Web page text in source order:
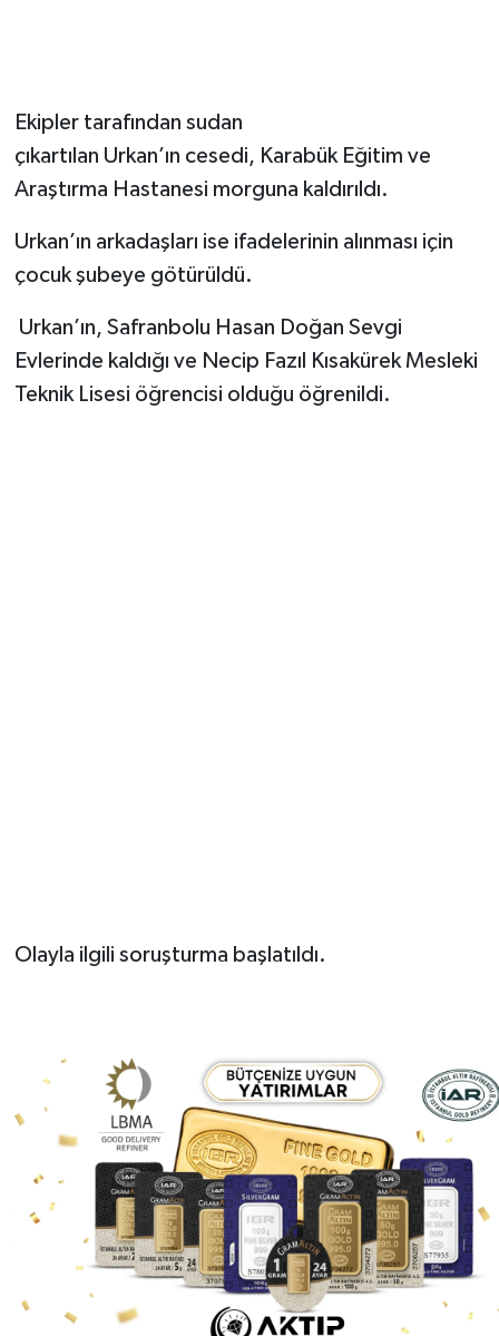
Ekipler tarafından sudan
çıkartılan Urkan’ın cesedi, Karabük Eğitim ve
Araştırma Hastanesi morguna kaldırıldı.
Urkan’ın arkadaşları ise ifadelerinin alınması için
çocuk şubeye götürüldü.
Urkan’ın, Safranbolu Hasan Doğan Sevgi
Evlerinde kaldığı ve Necip Fazıl Kısakürek Mesleki
Teknik Lisesi öğrencisi olduğu öğrenildi.
Olayla ilgili soruşturma başlatıldı.